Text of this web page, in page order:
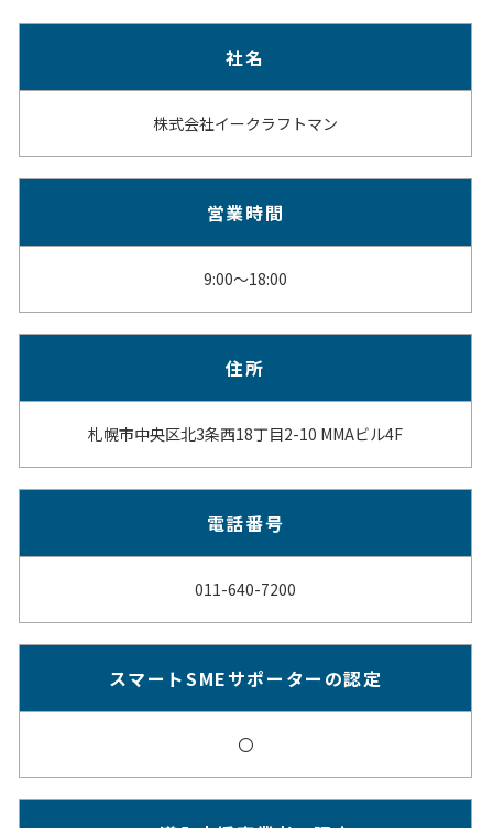
社名
株式会社イークラフトマン
営業時間
9:00～18:00
住所
札幌市中央区北3条西18丁目2-10 MMAビル4F
電話番号
011-640-7200
スマートSMEサポーターの認定
〇